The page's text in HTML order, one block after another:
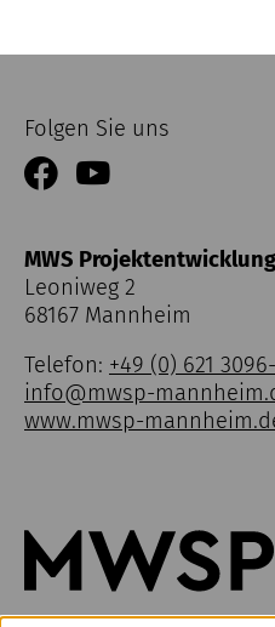
MWS
Leoniweg 2
68167 Mannheim
Telefon: +49 (0) 621
info@mwsp-
www.mwsp-
Folgen Sie uns